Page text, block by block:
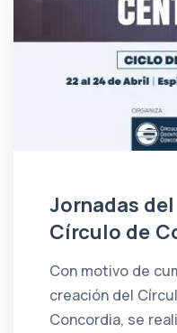
Jornadas
Círculo de
Con motivo de
creación del
Concordia, se